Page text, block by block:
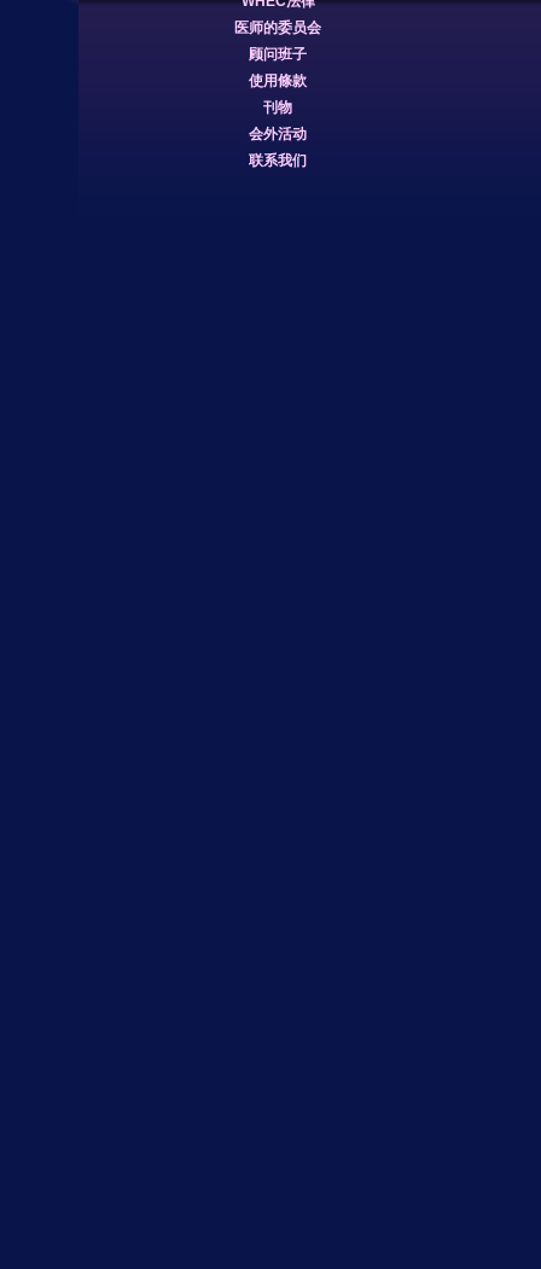
医师的委员会
顾问班子
使用條款
刊物
会外活动
联系我们